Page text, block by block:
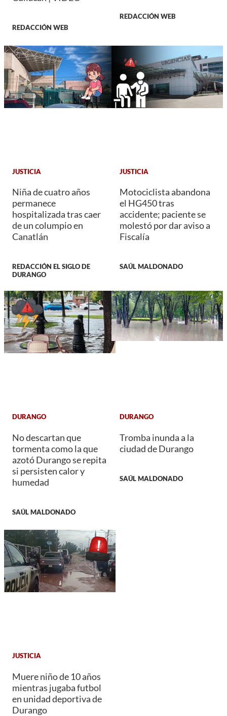
REDACCIÓN WEB
REDACCIÓN WEB
JUSTICIA
Niña de cuatro años
permanece
hospitalizada tras caer
de un columpio en
Canatlán
REDACCIÓN EL SIGLO DE
DURANGO
JUSTICIA
Motociclista abandona
el HG450 tras
accidente; paciente se
molestó por dar aviso a
Fiscalía
SAÚL MALDONADO
DURANGO
No descartan que
tormenta como la que
azotó Durango se repita
si persisten calor y
humedad
SAÚL MALDONADO
DURANGO
Tromba inunda a la
ciudad de Durango
SAÚL MALDONADO
JUSTICIA
Muere niño de 10 años
mientras jugaba futbol
en unidad deportiva de
Durango